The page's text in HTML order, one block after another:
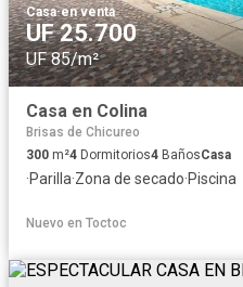
Casa·en venta
UF 25.700
UF 85/m²
Casa en Colina
Brisas de Chicureo
300 m²4 Dormitorios4 BañosCasa
·Parilla·Zona de secado·Piscina
Nuevo en Toctoc